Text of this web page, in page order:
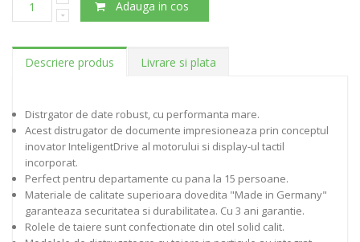
Adauga in cos
Descriere produs Livrare si plata
Distrgator de date robust, cu performanta mare.
Acest distrugator de documente impresioneaza prin conceptul
inovator InteligentDrive al motorului si display-ul tactil
incorporat.
Perfect pentru departamente cu pana la 15 persoane.
Materiale de calitate superioara dovedita "Made in Germany"
garanteaza securitatea si durabilitatea. Cu 3 ani garantie.
Rolele de taiere sunt confectionate din otel solid calit.